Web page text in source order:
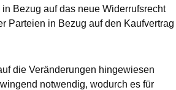
Bezug auf das neue Widerrufsrecht
Parteien in Bezug auf den Kaufvertrag
die Veränderungen hingewiesen
notwendig, wodurch es für